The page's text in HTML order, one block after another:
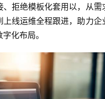
、拒绝模板化套用以，从需
线运维全程跟进，助力企
化布局。